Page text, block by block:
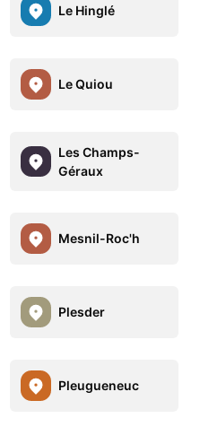
Le Hinglé
Le Quiou
Les Champs-
Géraux
Mesnil-Roc'h
Plesder
Pleugueneuc